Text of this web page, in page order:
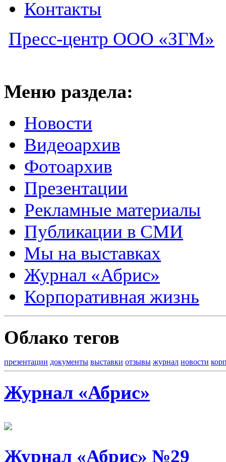
Контакты
Пресс-центр ООО «ЗГМ»
Меню раздела:
Новости
Видеоархив
Фотоархив
Презентации
Рекламные материалы
Публикации в СМИ
Мы на выставках
Журнал «Абрис»
Корпоративная жизнь
Облако тегов
презентации документы выставки отзывы журнал новости
Журнал «Абрис»
Журнал «Абрис» №29